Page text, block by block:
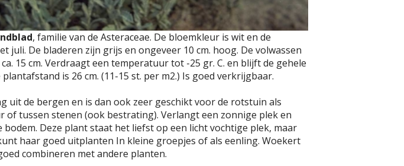
, familie van de Asteraceae. De bloemkleur is wit en de
juli. De bladeren zijn grijs en ongeveer 10 cm. hoog. De volwassen
15 cm. Verdraagt een temperatuur tot -25 gr. C. en blijft de gehele
is 26 cm. (11-15 st. per m2.) Is goed verkrijgbaar.
uit de bergen en is dan ook zeer geschikt voor de rotstuin als
of tussen stenen (ook bestrating). Verlangt een zonnige plek en
Deze plant staat het liefst op een licht vochtige plek, maar
haar goed uitplanten In kleine groepjes of als eenling. Woekert
combineren met andere planten.